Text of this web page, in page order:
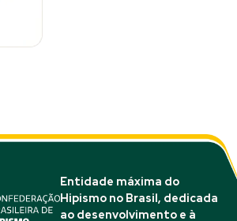
Entidade máxima do
Hipismo no Brasil, dedicada
ao desenvolvimento e à